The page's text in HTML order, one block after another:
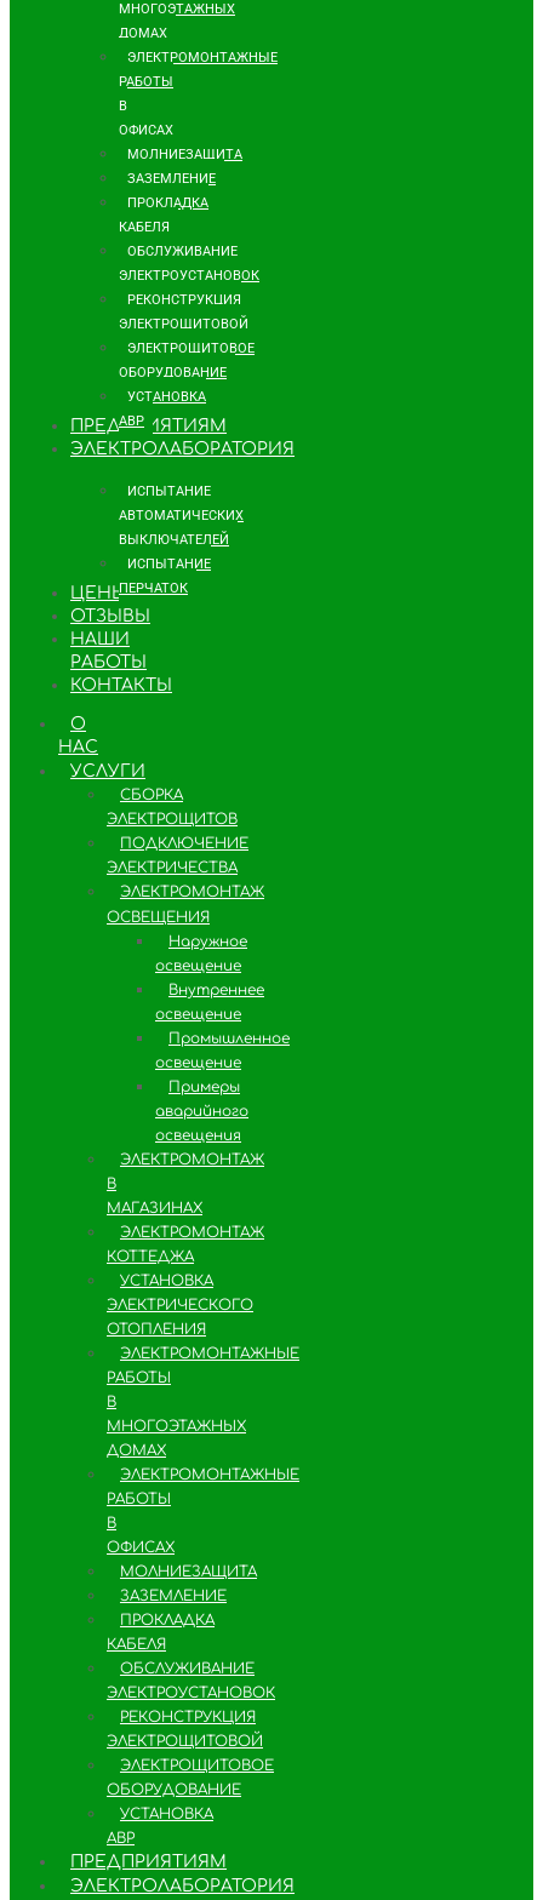
МНОГОЭТАЖНЫХ
ДОМАХ
ЭЛЕКТРОМОНТАЖНЫЕ
РАБОТЫ
В
ОФИСАХ
МОЛНИЕЗАЩИТА
ЗАЗЕМЛЕНИЕ
ПРОКЛАДКА
КАБЕЛЯ
ОБСЛУЖИВАНИЕ
ЭЛЕКТРОУСТАНОВОК
РЕКОНСТРУКЦИЯ
ЭЛЕКТРОЩИТОВОЙ
ЭЛЕКТРОЩИТОВОЕ
ОБОРУДОВАНИЕ
УСТАНОВКА
АВР
ПРЕДПРИЯТИЯМ
ЭЛЕКТРОЛАБОРАТОРИЯ
ИСПЫТАНИЕ
АВТОМАТИЧЕСКИХ
ВЫКЛЮЧАТЕЛЕЙ
ИСПЫТАНИЕ
ПЕРЧАТОК
ЦЕНЫ
ОТЗЫВЫ
НАШИ
РАБОТЫ
КОНТАКТЫ
О
НАС
УСЛУГИ
СБОРКА
ЭЛЕКТРОЩИТОВ
ПОДКЛЮЧЕНИЕ
ЭЛЕКТРИЧЕСТВА
ЭЛЕКТРОМОНТАЖ
ОСВЕЩЕНИЯ
Наружное
освещение
Внутреннее
освещение
Промышленное
освещение
Примеры
аварийного
освещения
ЭЛЕКТРОМОНТАЖ
В
МАГАЗИНАХ
ЭЛЕКТРОМОНТАЖ
КОТТЕДЖА
УСТАНОВКА
ЭЛЕКТРИЧЕСКОГО
ОТОПЛЕНИЯ
ЭЛЕКТРОМОНТАЖНЫЕ
РАБОТЫ
В
МНОГОЭТАЖНЫХ
ДОМАХ
ЭЛЕКТРОМОНТАЖНЫЕ
РАБОТЫ
В
ОФИСАХ
МОЛНИЕЗАЩИТА
ЗАЗЕМЛЕНИЕ
ПРОКЛАДКА
КАБЕЛЯ
ОБСЛУЖИВАНИЕ
ЭЛЕКТРОУСТАНОВОК
РЕКОНСТРУКЦИЯ
ЭЛЕКТРОЩИТОВОЙ
ЭЛЕКТРОЩИТОВОЕ
ОБОРУДОВАНИЕ
УСТАНОВКА
АВР
ПРЕДПРИЯТИЯМ
ЭЛЕКТРОЛАБОРАТОРИЯ